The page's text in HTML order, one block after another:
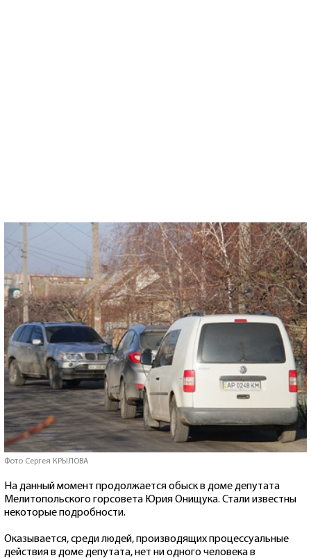
Фото Сергея КРЫЛОВА
На данный момент продолжается обыск в доме депутата
Мелитопольского горсовета Юрия Онищука. Стали известны
некоторые подробности.
Оказывается, среди людей, производящих процессуальные
действия в доме депутата, нет ни одного человека в